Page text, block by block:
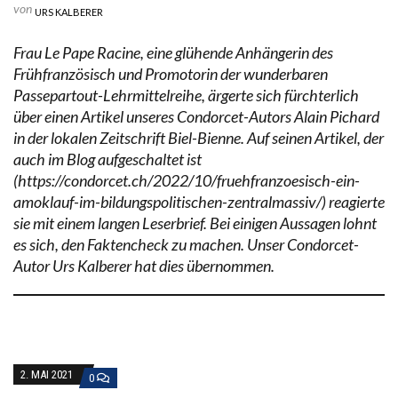
von URS KALBERER
Frau Le Pape Racine, eine glühende Anhängerin des
Frühfranzösisch und Promotorin der wunderbaren
Passepartout-Lehrmittelreihe, ärgerte sich fürchterlich
über einen Artikel unseres Condorcet-Autors Alain Pichard
in der lokalen Zeitschrift Biel-Bienne. Auf seinen Artikel, der
auch im Blog aufgeschaltet ist
(https://condorcet.ch/2022/10/fruehfranzoesisch-ein-
amoklauf-im-bildungspolitischen-zentralmassiv/) reagierte
sie mit einem langen Leserbrief. Bei einigen Aussagen lohnt
es sich, den Faktencheck zu machen. Unser Condorcet-
Autor Urs Kalberer hat dies übernommen.
2. MAI 2021 0